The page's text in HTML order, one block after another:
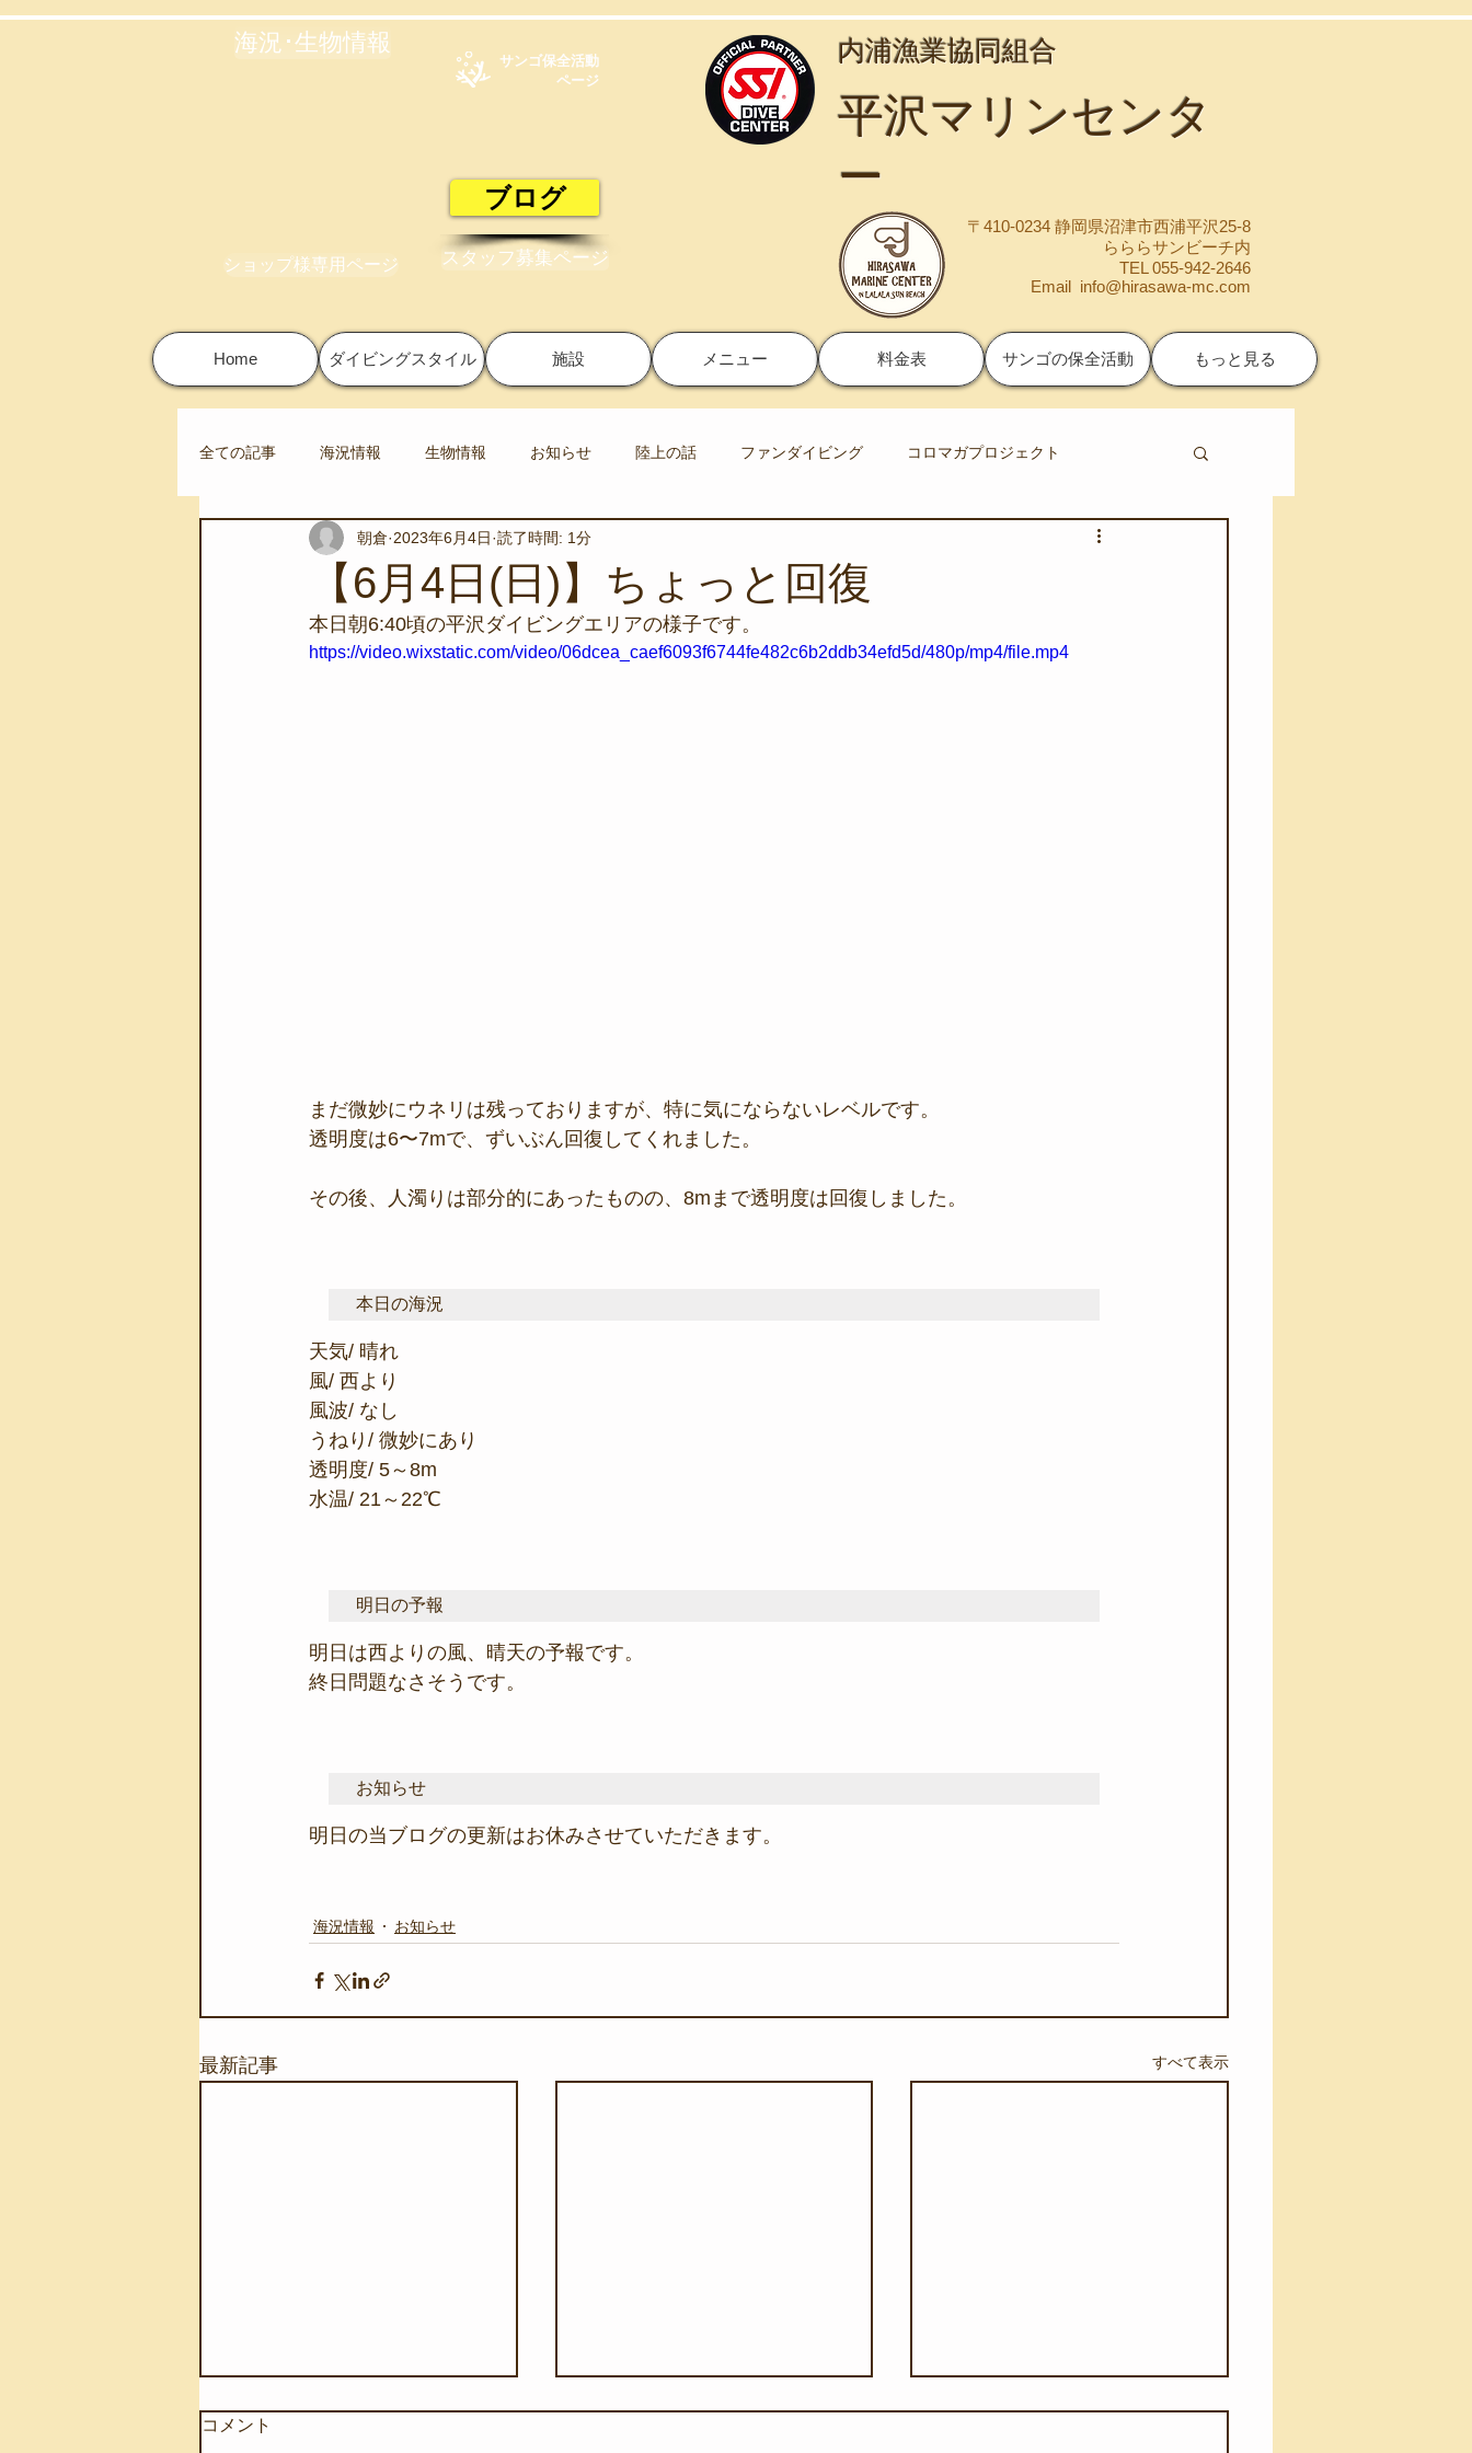
海況･生物情報
サンゴ保全活動​
ページ
ブログ
ショップ様専用ページ スタッフ募集ページ
​内浦漁業協同組合
​平沢マリンセンタ
ー
〒410-0234 静岡県沼津市西浦平沢25-8
らららサンビーチ内
TEL 055-942-2646
Email info@hirasawa-mc.com
Home ダイビングスタイル 施設 メニュー 料金表 サンゴの保全活動 もっと見る
全ての記事 海況情報 生物情報 お知らせ 陸上の話 ファンダイビング コロマガプロジェクト
スノーケリングツアー 自然環境保全 ワカメの養殖 アカモク養殖実験
伊豆半島ジオパーク サンゴの保全活動 取材
【6月4日(日)】ちょっと回復
朝倉 2023年6月4日 読了時間: 1分
本日朝6:40頃の平沢ダイビングエリアの様子です。
https://video.wixstatic.com/video/06dcea_caef6093f6744fe482c6b2ddb34efd5d/480p/mp4/file.mp4
まだ微妙にウネリは残っておりますが、特に気にならないレベルです。
透明度は6〜7mで、ずいぶん回復してくれました。
その後、人濁りは部分的にあったものの、8mまで透明度は回復しました。
本日の海況
天気/ 晴れ
風/ 西より
風波/ なし
うねり/ 微妙にあり
透明度/ 5～8m
水温/ 21～22℃
明日の予報
明日は西よりの風、晴天の予報です。
終日問題なさそうです。
お知らせ
明日の当ブログの更新はお休みさせていただきます。
海況情報 お知らせ
最新記事 すべて表示
コメント